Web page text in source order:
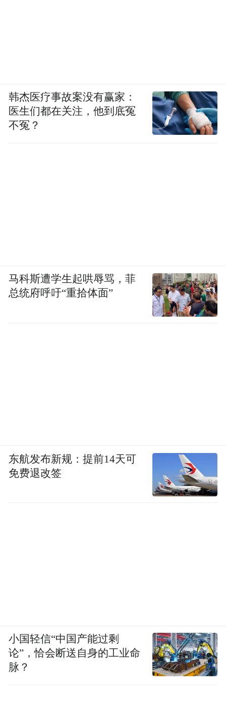
韩杰医疗事故案没有赢家：
医生们都在关注，他到底冤
不冤？
马科斯遭学生起哄辱骂，菲
总统府呼吁“重拾体面”
东航发布新规：提前14天可
免费退改签
小国轻信“中国产能过剩
论”，恰会断送自身的工业命
脉？